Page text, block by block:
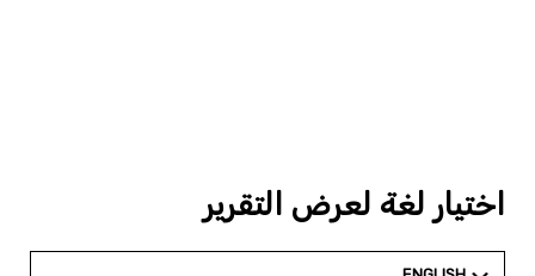
اختيار لغة لعرض التقرير